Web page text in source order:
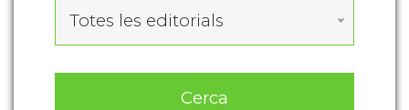
Totes les editorials
Cerca